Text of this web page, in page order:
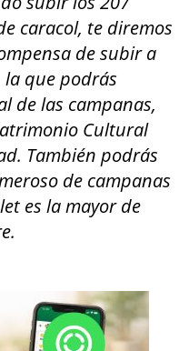
caracol, te diremos
de subir a
que podrás
de las campanas,
Cultural
También podrás
de campanas
es la mayor de